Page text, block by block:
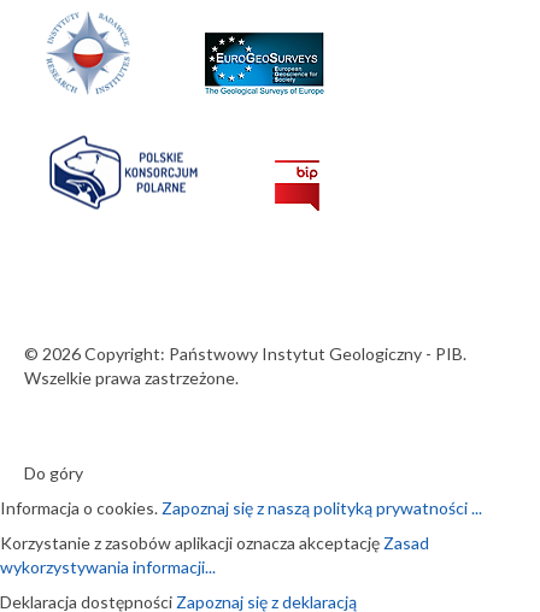
© 2026 Copyright: Państwowy Instytut Geologiczny - PIB.
Wszelkie prawa zastrzeżone.
Do góry
Informacja o cookies. Zapoznaj się z naszą polityką prywatności ...
Korzystanie z zasobów aplikacji oznacza akceptację Zasad
wykorzystywania informacji...
Deklaracja dostępności Zapoznaj się z deklaracją